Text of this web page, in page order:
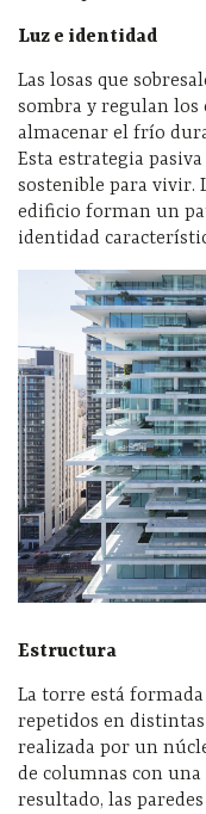
Luz e identidad
Las losas que
sombra y regulan
almacenar el frío
Esta estrategia
sostenible para vivir.
edificio forman un
identidad
Estructura
La torre está
repetidos en
realizada por un
de columnas con una
resultado, las